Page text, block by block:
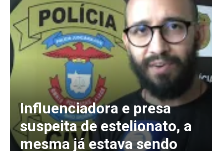
Influenciadora e presa
suspeita de estelionato, a
mesma já estava sendo